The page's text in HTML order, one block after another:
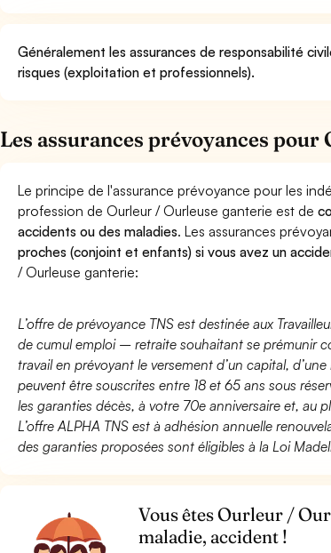
Généralement les assurances de responsabilité
risques (exploitation et professionnels).
Les assurances prévoyances
Le principe de l'assurance prévoyance pour les
profession de Ourleur / Ourleuse ganterie est de
accidents ou des maladies. Les assurances
proches (conjoint et enfants) si vous avez un
/ Ourleuse ganterie:
L’offre de prévoyance TNS est destinée aux
de cumul emploi – retraite souhaitant se prémunir
travail en prévoyant le versement d’un capital,
peuvent être souscrites entre 18 et 65 ans sous
les garanties décès, à votre 70e anniversaire et, au
L’offre ALPHA TNS est à adhésion annuelle
des garanties proposées sont éligibles à la Loi
Vous êtes Ourleur /
maladie, accident !